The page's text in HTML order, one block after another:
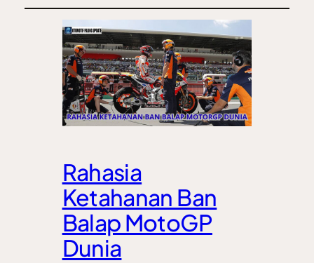
Rahasia
Ketahanan Ban
Balap MotoGP
Dunia